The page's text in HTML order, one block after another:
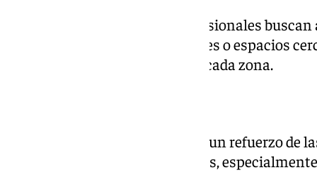
También explican que los profesionales
elementos urbanos como árboles o espacios
función de la disponibilidad de cada zona.
Aun así, los cocheros reclaman un refuerzo de
para el descanso de los animales,